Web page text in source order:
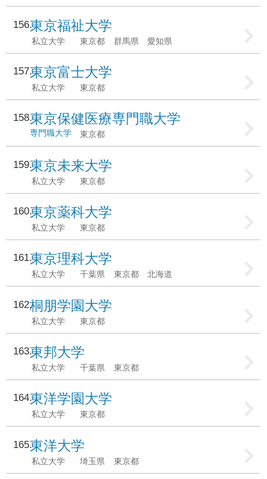
156東京福祉大学
私立大学 東京都 群馬県 愛知県
157東京富士大学
私立大学 東京都
158東京保健医療専門職大学
東京都
専門職大学
159東京未来大学
私立大学 東京都
160東京薬科大学
私立大学 東京都
161東京理科大学
私立大学 千葉県 東京都 北海道
162桐朋学園大学
私立大学 東京都
163東邦大学
私立大学 千葉県 東京都
164東洋学園大学
私立大学 東京都
165東洋大学
私立大学 埼玉県 東京都